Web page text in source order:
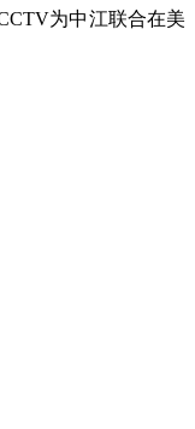
为中江联合在美